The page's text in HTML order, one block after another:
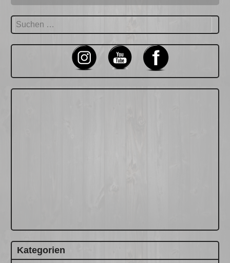
Suchen
nach:
Kategorien